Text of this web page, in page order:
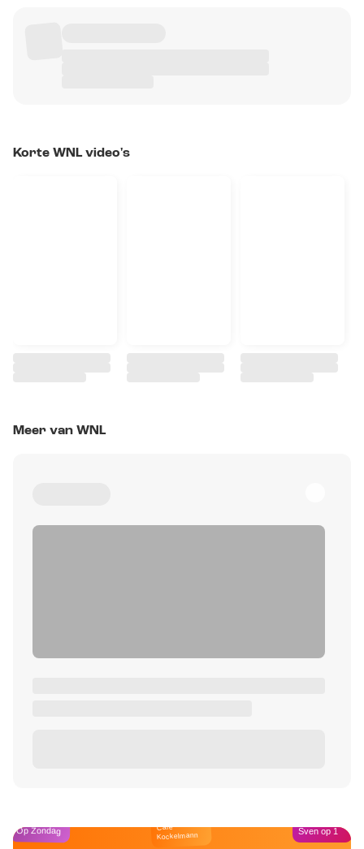
Korte WNL video's
Meer van WNL
Op Zondag Café
Kockelmann Sven op 1